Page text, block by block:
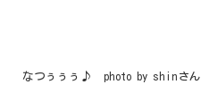
なつぅぅぅ♪ photo by shinさん